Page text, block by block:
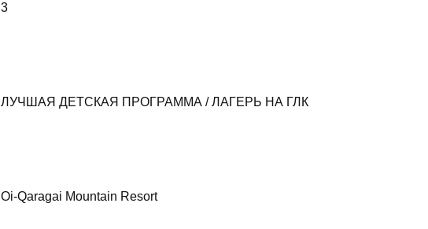
3
ЛУЧШАЯ ДЕТСКАЯ ПРОГРАММА / ЛАГЕРЬ НА ГЛК
Oi-Qaragai Mountain Resort